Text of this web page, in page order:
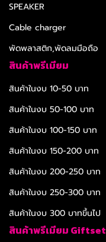
SPEAKER
Cable charger
พัดพลาสติก,พัดลมมือถือ
สินค้าพรีเมียม
สินค้าในงบ 10-50 บาท
สินค้าในงบ 50-100 บาท
สินค้าในงบ 100-150 บาท
สินค้าในงบ 150-200 บาท
สินค้าในงบ 200-250 บาท
สินค้าในงบ 250-300 บาท
สินค้าในงบ 300 บาทขึ้นไป
สินค้าพรีเมียม Giftset